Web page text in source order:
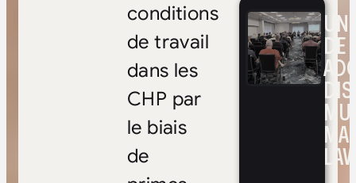
DE
conditions
de travail
dans les
CHP par
le biais
de